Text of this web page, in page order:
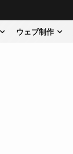
ウェブ制作